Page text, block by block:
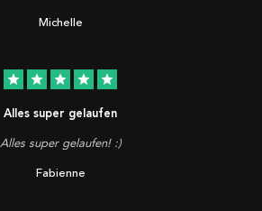
Michelle
star star star star star
Alles super gelaufen
Alles super gelaufen! :)
Fabienne